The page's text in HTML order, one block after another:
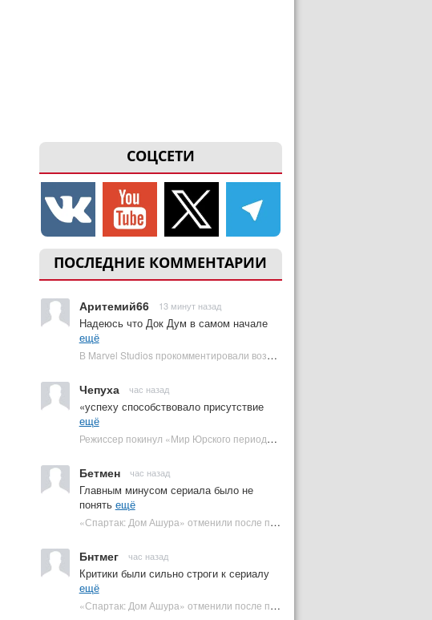
СОЦСЕТИ
ПОСЛЕДНИЕ КОММЕНТАРИИ
Аритемий66 13 минут назад
Надеюсь что Док Дум в самом начале
ещё
В Marvel Studios прокомментировали возвращение Канга на экраны | Plugged In Ru
Чепуха час назад
«успеху способствовало присутствие
ещё
Режиссер покинул «Мир Юрского периода 5» | Plugged In Ru
Бетмен час назад
Главным минусом сериала было не
понять ещё
«Спартак: Дом Ашура» отменили после первого сезона | Plugged In Ru
Бнтмег час назад
Критики были сильно строги к сериалу
ещё
«Спартак: Дом Ашура» отменили после первого сезона | Plugged In Ru